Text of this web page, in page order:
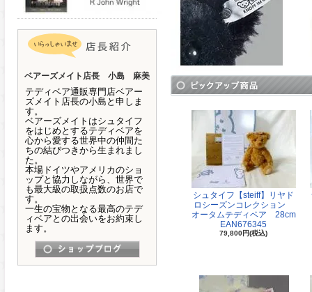
ベアーズメイト店長 小島 麻美
テディベア通販専門店ベアー
ズメイト店長の小島と申しま
す。
ベアーズメイトはシュタイフ
をはじめとするテディベアを
心から愛する世界中の仲間た
ちの結びつきから生まれまし
た。
本場ドイツやアメリカのショ
ップと協力しながら、世界で
も最大級の取扱点数のお店で
す。
一生の宝物となる最高のテデ
ィベアとの出会いをお約束し
ます。
シュタイフ【steiff】リヤド
ロシーズンコレクション
オータムテディベア 28cm
EAN676345
79,800円(税込)